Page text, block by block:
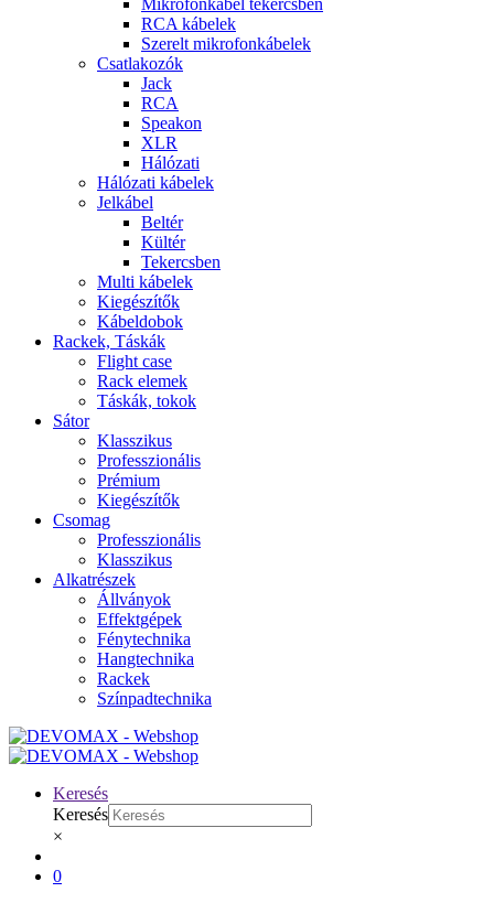
Mikrofonkábel tekercsben
RCA kábelek
Szerelt mikrofonkábelek
Csatlakozók
Jack
RCA
Speakon
XLR
Hálózati
Hálózati kábelek
Jelkábel
Beltér
Kültér
Tekercsben
Multi kábelek
Kiegészítők
Kábeldobok
Rackek, Táskák
Flight case
Rack elemek
Táskák, tokok
Sátor
Klasszikus
Professzionális
Prémium
Kiegészítők
Csomag
Professzionális
Klasszikus
Alkatrészek
Állványok
Effektgépek
Fénytechnika
Hangtechnika
Rackek
Színpadtechnika
Keresés
Keresés
×
0